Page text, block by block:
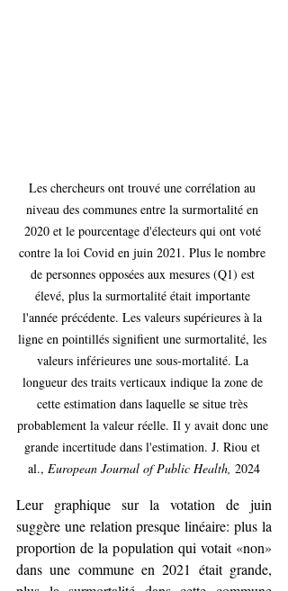
Les chercheurs ont trouvé une corrélation au
niveau des communes entre la surmortalité en
2020 et le pourcentage d'électeurs qui ont voté
contre la loi Covid en juin 2021. Plus le nombre
de personnes opposées aux mesures (Q1) est
élevé, plus la surmortalité était importante
l'année précédente. Les valeurs supérieures à la
ligne en pointillés signifient une surmortalité, les
valeurs inférieures une sous-mortalité. La
longueur des traits verticaux indique la zone de
cette estimation dans laquelle se situe très
probablement la valeur réelle. Il y avait donc une
grande incertitude dans l'estimation. J. Riou et
al., European Journal of Public Health, 2024
Leur graphique sur la votation de juin
suggère une relation presque linéaire: plus la
proportion de la population qui votait «non»
dans une commune en 2021 était grande,